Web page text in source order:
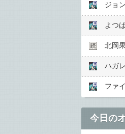
ジョ
よつ
北岡
ハガ
ファ
今日の